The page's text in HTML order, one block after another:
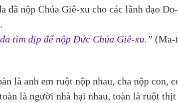
đã nộp Chúa Giê-xu cho các lãnh đạo
tìm dịp để nộp Đức Chúa Giê-xu.” (Ma-
là anh em ruột nộp nhau, cha nộp con,
là người nhà hại nhau, toàn là ruột thịt